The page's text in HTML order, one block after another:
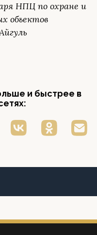
НПЦ по охране и
объектов
и быстрее в